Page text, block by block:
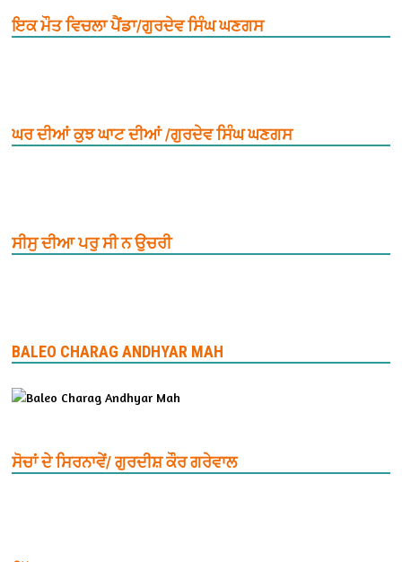
ਇਕ ਮੌਤ ਵਿਚਲਾ ਪੈਂਡਾ/ਗੁਰਦੇਵ ਸਿੰਘ ਘਣਗਸ
ਘਰ ਦੀਆਂ ਕੁਝ ਘਾਟ ਦੀਆਂ /ਗੁਰਦੇਵ ਸਿੰਘ ਘਣਗਸ
ਸੀਸੁ ਦੀਆ ਪਰੁ ਸੀ ਨ ਉਚਰੀ
BALEO CHARAG ANDHYAR MAH
ਸੋਚਾਂ ਦੇ ਸਿਰਨਾਵੇਂ/ ਗੁਰਦੀਸ਼ ਕੌਰ ਗਰੇਵਾਲ